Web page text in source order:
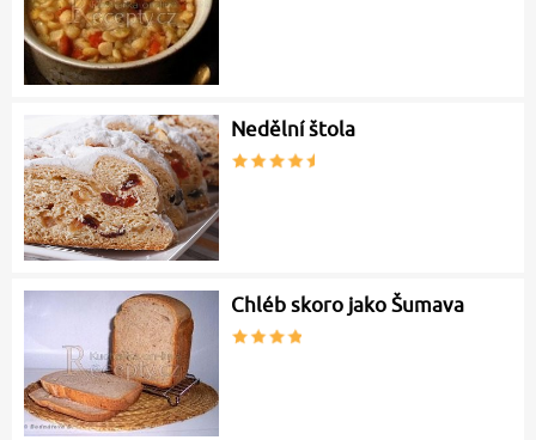
Nedělní štola
Chléb skoro jako Šumava